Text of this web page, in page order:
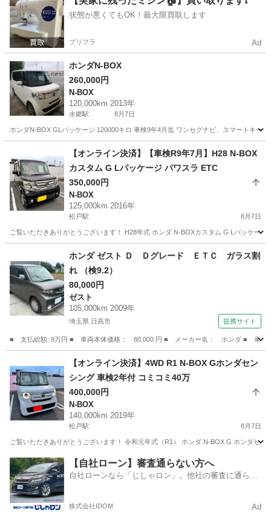
状態が悪くてもOK！最大限買取します
プリフラ Ad
ホンダN-BOX
260,000円
N-BOX
120,000km 2013年
水郷駅 8月7日
ホンダN-BOX GLパッケージ 120000キロ 車検9年4月迄 ワンセグナビ、スマートキ
水郷駅 N-BOX
【オンライン決済】【車検R9年7月】H28 N-BOX
カスタム G Lパッケージ パワスラ ETC
350,000円
N-BOX
125,000km 2016年
松戸駅 8月7日
ご覧いただきありがとうございます！ H28年式 ホンダ N-BOXカスタム G Lパッケー
松戸駅 N-BOX
ホンダ ゼスト Ｄ Ｄグレード ＥＴＣ ガラス割
れ （検9.2）
80,000円
ゼスト
105,000km 2009年
埼玉県 日高市 提携サイト
■ 支払総額: 9万円 ■ 車両本体価格： 80,000 円 ■ メーカー名： ホンダ ■
ゼスト
【オンライン決済】4WD R1 N-BOX Gホンダセン
シング 車検2年付 コミコミ40万
400,000円
N-BOX
140,000km 2019年
松戸駅 8月7日
ご覧いただきありがとうございます！ 令和元年式（R1） ホンダ N-BOX G ホンダセ
千葉 松戸市 松戸駅 N-BOX
【自社ローン】審査通らない方へ
自社ローンなら「じしゃロン」。他社の審査に通らな
株式会社IDOM Ad